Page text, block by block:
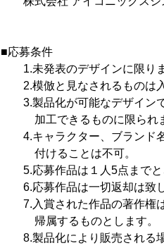
■応募条件
1.未発表のデザインに限りま
2.模倣と見なされるものは入
3.製品化が可能なデザインで
加工できるものに限られま
4.キャラクター、ブランド名
付けることは不可。
5.応募作品は１人5点までと
6.応募作品は一切返却は致し
7.入賞された作品の著作権は
帰属するものとします。
8.製品化により販売される場